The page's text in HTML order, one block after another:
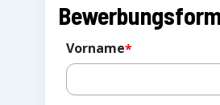
Vorname*